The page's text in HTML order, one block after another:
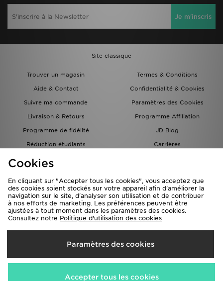
Je m'inscris
Site classique
Trouver un magasin
Termes & Conditions
Aide & Contact
Confidentialité & Cookies
Suivre ma commande
Paramètres des Cookies
Livraison & Retours
Programme Affiliation
Programme de fidélité
JD Blog
Réduction étudiants
Carrières
Carte Cadeau
Livraison Vers
France
Nous acceptons les méthodes de paiement suivantes
Cookies
En cliquant sur "Accepter tous les cookies", vous acceptez que
des cookies soient stockés sur votre appareil afin d'améliorer la
navigation sur le site, d'analyser son utilisation et de contribuer
à nos efforts de marketing. Les préférences peuvent être
ajustées à tout moment dans les paramètres des cookies.
Consultez notre Politique d'utilisation des cookies
Paramètres des cookies
Accepter tous les cookies